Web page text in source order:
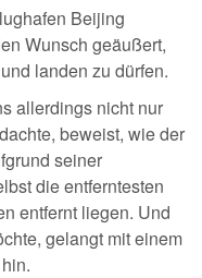
Beijing
Wunsch geäußert,
landen zu dürfen.
allerdings nicht nur
beweist, wie der
seiner
die entferntesten
entfernt liegen. Und
gelangt mit einem